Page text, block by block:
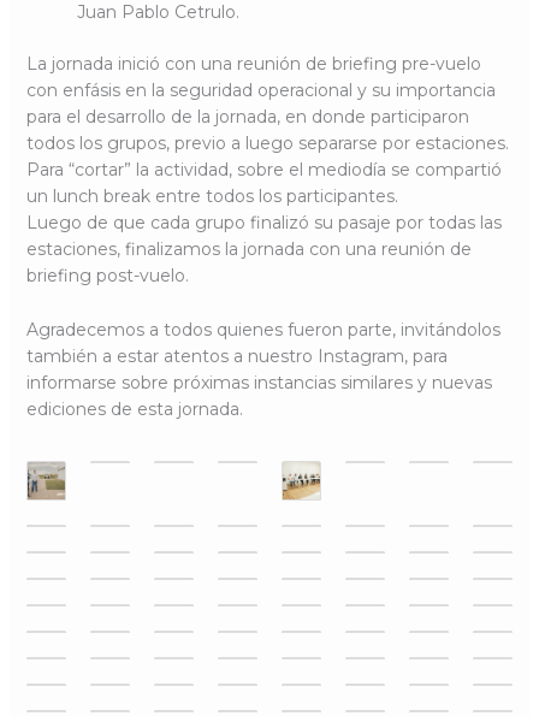
Juan Pablo Cetrulo.
La jornada inició con una reunión de briefing pre-vuelo
con enfásis en la seguridad operacional y su importancia
para el desarrollo de la jornada, en donde participaron
todos los grupos, previo a luego separarse por estaciones.
Para “cortar” la actividad, sobre el mediodía se compartió
un lunch break entre todos los participantes.
Luego de que cada grupo finalizó su pasaje por todas las
estaciones, finalizamos la jornada con una reunión de
briefing post-vuelo.
Agradecemos a todos quienes fueron parte, invitándolos
también a estar atentos a nuestro Instagram, para
informarse sobre próximas instancias similares y nuevas
ediciones de esta jornada.